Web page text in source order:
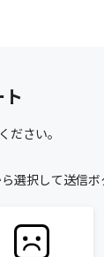
ださい。
選択して送信ボ